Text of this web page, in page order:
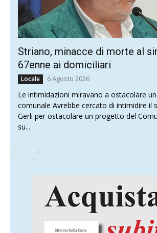
Striano, minacce di morte al
67enne ai domiciliari
Locale 6 Agosto 2026
Le intimidazioni miravano a ostacolare
comunale Avrebbe cercato di intimidire il
Gerli per ostacolare un progetto del
su...